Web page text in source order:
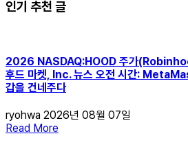
인기 추천 글
2026 NASDAQ:HOOD 주가
후드 마켓, Inc. 뉴스 오전 시간:
갑을 건네주다
ryohwa 2026년 08월 07일
Read More